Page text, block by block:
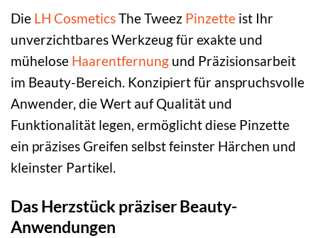
Die LH CosmeticsThe Tweez Pinzette ist Ihr
unverzichtbares Werkzeug für exakte und
mühelose Haarentfernung und Präzisionsarbeit
im Beauty-Bereich. Konzipiert für anspruchsvolle
Anwender, die Wert auf Qualität und
Funktionalität legen, ermöglicht diese Pinzette
ein präzises Greifen selbst feinster Härchen und
kleinster Partikel.
Das Herzstück präziser Beauty-
Anwendungen